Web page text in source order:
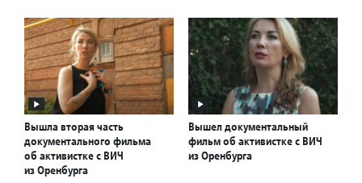
Вышла вторая часть
документального фильма
об активистке с ВИЧ
из Оренбурга
Вышел документальный
фильм об активистке с ВИЧ
из Оренбурга